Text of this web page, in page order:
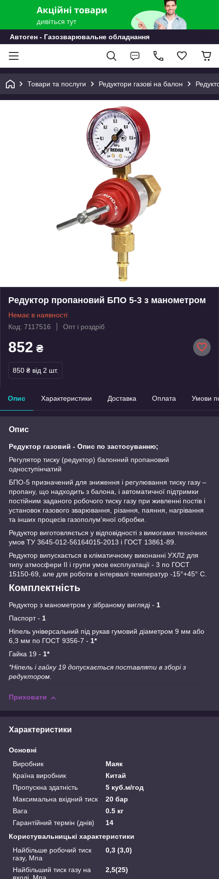
Автоген - Газозварювальне обладнання
Товари та послуги Редуктори газові на балон
Редуктор пропановий БПО 5-3 з манометром
Немає в наявності
Код: 7117516
Опт і роздріб
852 ₴
850 ₴ від 2 шт.
Опис Характеристики Доставка Оплата Умови
Опис
Редуктор газовий - Опис по застосуванню;
Регулятор тиску (редуктор) балонний пропановий
одноступінчатий
БПО-5 призначений для зниження і регулювання тиску газу –
пропану, що надходить з балона, і автоматичної підтримки
постійним заданого робочого тиску газу при живленні постів і
установок газового зварювання, різання, паяння, нагрівання
та інших процесів газополум'яної обробки.
Редуктор виготовляється у відповідності з вимогами технічних
умов ТУ 3645-012-56164015-2013 і ГОСТ 13861-89.
Редуктор випускається в кліматичному виконанні УХЛ2 для
типу атмосфери II і групи умов експлуатації - 3 по ГОСТ
15150-69, але для роботи в інтервалі температур -15°+45° С.
Комплектність
Редуктор з манометром у зібраному вигляді - 1
Паспорт - 1
Ніпель універсальний під рукав гумовий діаметром 9 мм або
6,3 мм по ГОСТ 9356-7 - 1*
Гайка 19 - 1*
*Ніпель і гайку 19 допускається поставляти в зборі з
редуктором.
Приховати
Характеристики
Основні
Виробник
Маяк
Країна виробник
Китай
Пропускна здатність
5 куб.м/год
Максимальна вхідний тиск
20 бар
Вага
0.5 кг
Гарантійний термін (днів)
14
Користувальницькі характеристики
Найбільше робочий тиск
газу, Мпа
0,3 (3,0)
Найбільший тиск газу на
вході, Мпа
2,5(25)